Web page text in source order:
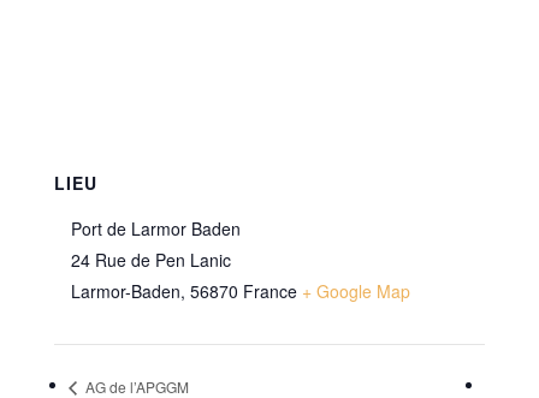
LIEU
Port de Larmor Baden
24 Rue de Pen Lanic
Larmor-Baden, 56870 France + Google Map
AG de l’APGGM